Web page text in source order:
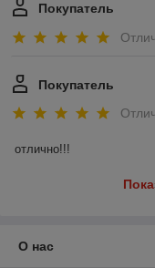
Покупатель
Покупатель
отлично!!!
О нас